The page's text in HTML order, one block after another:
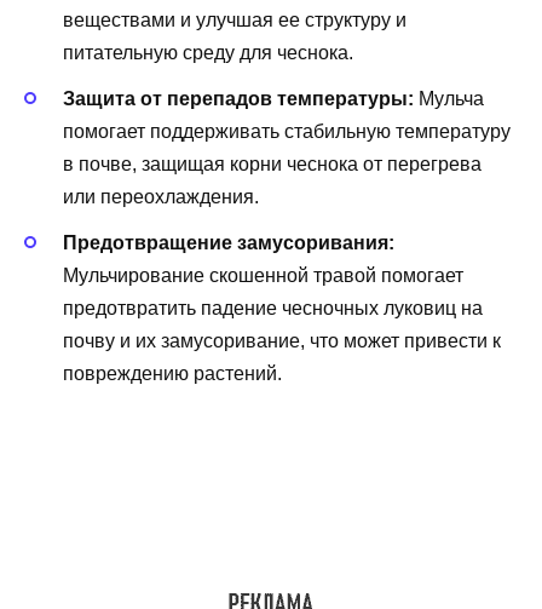
веществами и улучшая ее структуру и
питательную среду для чеснока.
Защита от перепадов температуры: Мульча
помогает поддерживать стабильную температуру
в почве, защищая корни чеснока от перегрева
или переохлаждения.
Предотвращение замусоривания:
Мульчирование скошенной травой помогает
предотвратить падение чесночных луковиц на
почву и их замусоривание, что может привести к
повреждению растений.